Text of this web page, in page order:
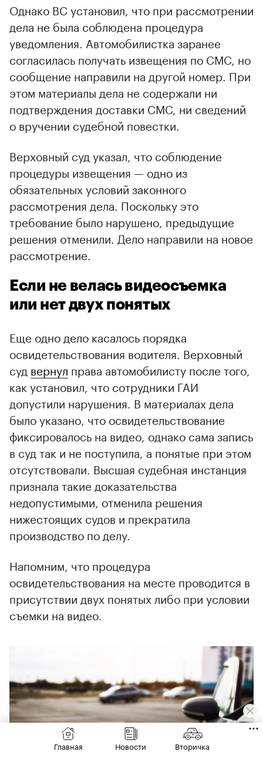
Однако ВС установил, что при рассмотрении
дела не была соблюдена процедура
уведомления. Автомобилистка заранее
согласилась получать извещения по СМС, но
сообщение направили на другой номер. При
этом материалы дела не содержали ни
подтверждения доставки СМС, ни сведений
о вручении судебной повестки.
Верховный суд указал, что соблюдение
процедуры извещения — одно из
обязательных условий законного
рассмотрения дела. Поскольку это
требование было нарушено, предыдущие
решения отменили. Дело направили на новое
рассмотрение.
Если не велась видеосъемка
или нет двух понятых
Еще одно дело касалось порядка
освидетельствования водителя. Верховный
суд вернул права автомобилисту после того,
как установил, что сотрудники ГАИ
допустили нарушения. В материалах дела
было указано, что освидетельствование
фиксировалось на видео, однако сама запись
в суд так и не поступила, а понятые при этом
отсутствовали. Высшая судебная инстанция
признала такие доказательства
недопустимыми, отменила решения
нижестоящих судов и прекратила
производство по делу.
Напомним, что процедура
освидетельствования на месте проводится в
присутствии двух понятых либо при условии
съемки на видео.
Главная Новости Вторичка